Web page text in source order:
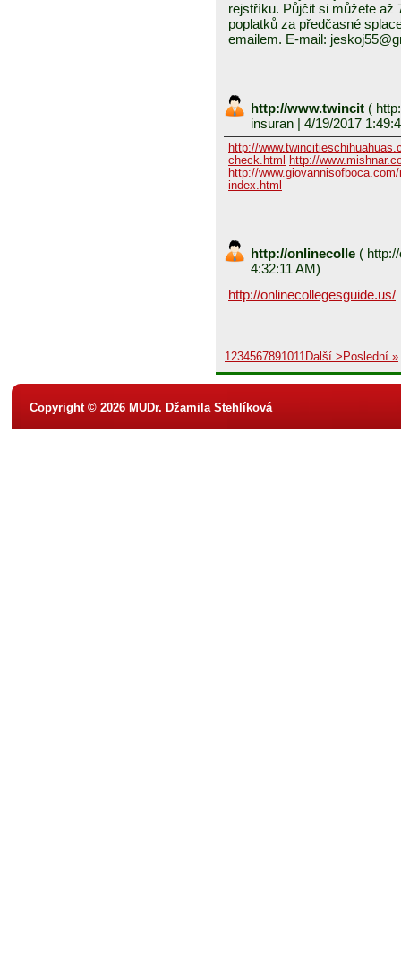
rejstříku. Půjčit si můžete až
poplatků za předčasné
emailem. E-mail:
http://www.twincit (
insuran | 4/19/2017
http://
check.html
http://
http://
index.html
http://onlinecolle (
4:32:11 AM)
http://onlinecollegesguide.us/
1234567891011Další > Poslední »
Copyright © 2026 MUDr. Džamila Stehlíková